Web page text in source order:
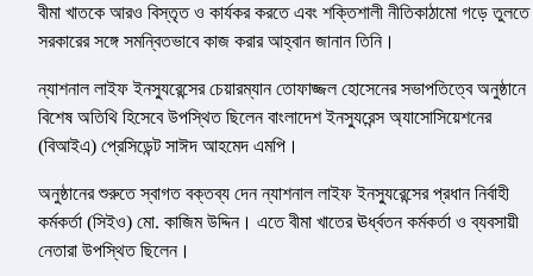
বীমা খাতকে আরও বিস্তৃত ও কার্যকর করতে এবং শক্তিশালী নীতিকাঠামো গড়ে তুলতে
সরকারের সঙ্গে সমন্বিতভাবে কাজ করার আহ্বান জানান তিনি।
ন্যাশনাল লাইফ ইনস্যুরেন্সের চেয়ারম্যান তোফাজ্জল হোসেনের সভাপতিত্বে অনুষ্ঠানে
বিশেষ অতিথি হিসেবে উপস্থিত ছিলেন বাংলাদেশ ইনস্যুরেন্স অ্যাসোসিয়েশনের
(বিআইএ) প্রেসিডেন্ট সাঈদ আহমেদ এমপি।
অনুষ্ঠানের শুরুতে স্বাগত বক্তব্য দেন ন্যাশনাল লাইফ ইনস্যুরেন্সের প্রধান নির্বাহী
কর্মকর্তা (সিইও) মো. কাজিম উদ্দিন। এতে বীমা খাতের ঊর্ধ্বতন কর্মকর্তা ও ব্যবসায়ী
নেতারা উপস্থিত ছিলেন।